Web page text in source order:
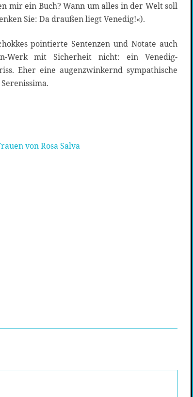
mir ein Buch? Wann um alles in der Welt soll
Sie: Da draußen liegt Venedig!«).
pointierte Sentenzen und Notate auch
Werk mit Sicherheit nicht: ein Venedig-
Eher eine augenzwinkernd sympathische
von Rosa Salva